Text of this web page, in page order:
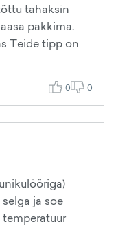
tahaksin
pakkima.
Teide tipp on
0 0
ja soe
temperatuur